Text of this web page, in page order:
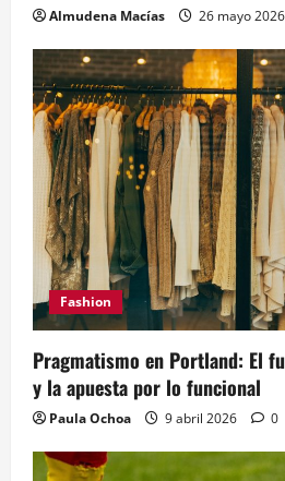
Almudena Macías 26 mayo 2026
Fashion
Pragmatismo en Portland: El
y la apuesta por lo funcional
Paula Ochoa 9 abril 2026 0